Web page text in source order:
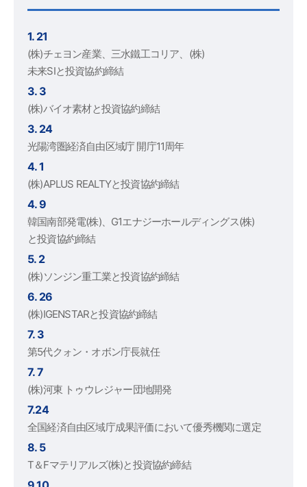
1. 21
(株)チェヨン産業、三水鐵工コリア、(株)
未来SIと投資協約締結
3. 3
(株)バイオ素材と投資協約締結
3. 24
光陽湾圏経済自由区域庁 開庁11周年
4. 1
(株)APLUS REALTYと投資協約締結
4. 9
韓国南部発電(株)、G1エナジーホールディングス(株)
と投資協約締結
5. 2
(株)ソンジン重工業と投資協約締結
6. 26
(株)IGENSTARと投資協約締結
7. 3
第5代クォン・オボン庁長就任
7. 7
(株)河東 トゥウレジャー団地開発
7.24
全国経済自由区域庁成果評価において優秀機関に選定
8. 5
T＆Fマテリアルズ(株)と投資協約締結